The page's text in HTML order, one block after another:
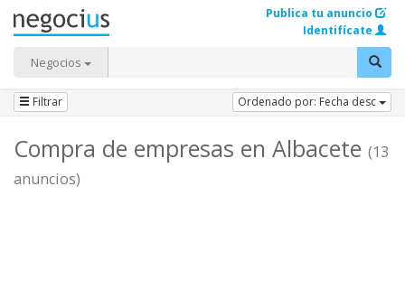
Negocios
Publica tu anuncio
Identifícate
Filtrar Ordenado por: Fecha desc
Compra de empresas en Albacete (13
anuncios)